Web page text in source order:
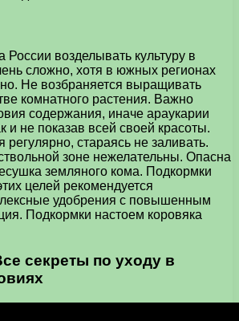
России возделывать культуру в
сложно, хотя в южных регионах
Не возбраняется выращивать
комнатного растения. Важно
содержания, иначе араукарии
и не показав всей своей красоты.
стараясь не заливать.
зоне нежелательны. Опасна
земляного кома. Подкормки
целей рекомендуется
удобрения с повышенным
Подкормки настоем коровяка
секреты по уходу в